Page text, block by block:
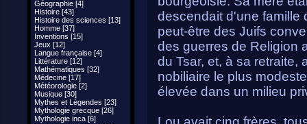
Géographie [4]
Histoire [43]
Histoire des sciences [13]
Homme [37]
Inventions [15]
Jeux [12]
Langue française [4]
Littérature [12]
Mathématiques [32]
Médecine [17]
Météorologie [2]
Musique [30]
Mythes et Légendes [23]
Mythologie grecque [26]
Mythologie inca [6]
descendait d'une famille
peut-être des Juifs
des guerres de Religion
du Tsar, et, à sa retraite,
nobiliaire le plus
élevée dans un milieu